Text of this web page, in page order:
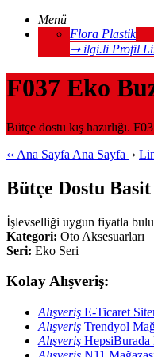
Menü
Flora Plastik
➞ ilgi.li Profil
F037 Eko
Bütçe dostu kış hazırlığı.
‹‹ Ana Sayfa Ana Sayfa ›
Bütçe Dostu
İşlevselliği uygun fiyatla
Kategori: Oto Aksesuarları
Seri: Eko Seri
Kolay Alışveriş:
Alışveriş E-Ticaret
Alışveriş Trendyol
Alışveriş HepsiBurada